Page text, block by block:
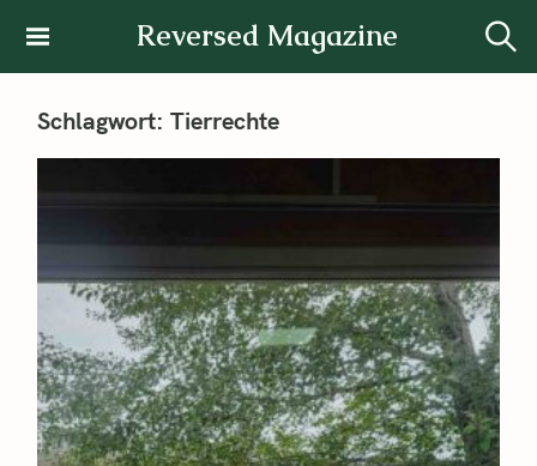
Reversed Magazine
Schlagwort: Tierrechte